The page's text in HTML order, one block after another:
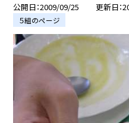
公開日 2009/09/25 更新日
５組のページ